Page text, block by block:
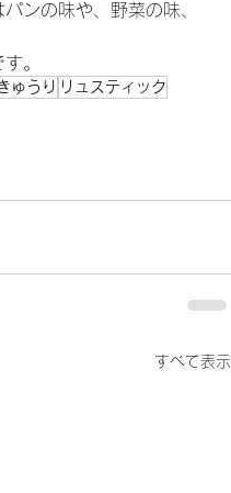
ンの味や、野菜の味、
。
ゅうり リュスティック
すべて表示